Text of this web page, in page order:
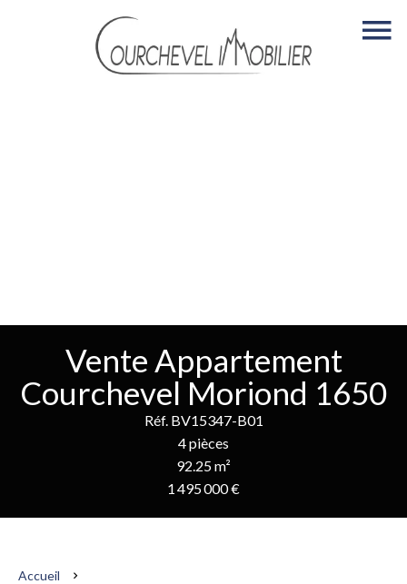
Vente Appartement
Courchevel Moriond 1650
Réf. BV15347-B01
4 pièces
92.25 m²
1 495 000 €
Accueil